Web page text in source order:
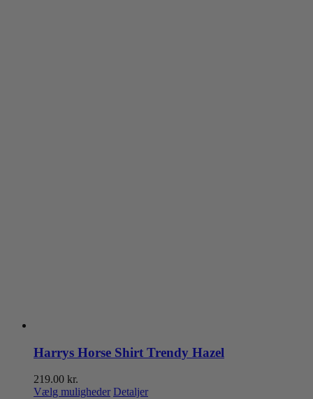
Harrys Horse Shirt Trendy Hazel
219.00 kr.
Vælg muligheder Dette
Detaljer